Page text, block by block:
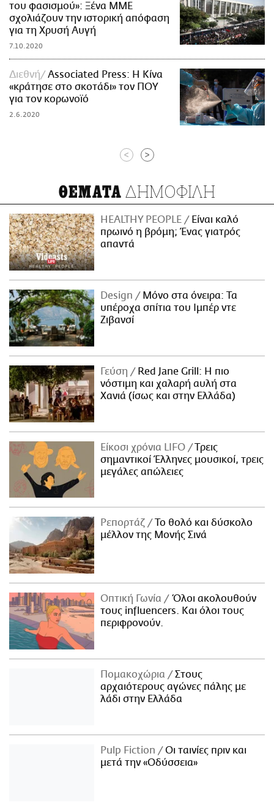
του φασισμού»: Ξένα ΜΜΕ
σχολιάζουν την ιστορική απόφαση
για τη Χρυσή Αυγή
7.10.2020
Διεθνή
Associated Press: Η Κίνα
«κράτησε στο σκοτάδι» τον ΠΟΥ
για τον κορωνοϊό
2.6.2020
< >
ΘΕΜΑΤΑ ΔΗΜΟΦΙΛΗ
HEALTHY PEOPLE
Είναι καλό
πρωινό η βρόμη; Ένας γιατρός
απαντά
Design
Μόνο στα όνειρα: Τα
υπέροχα σπίτια του Ιμπέρ ντε
Ζιβανσί
Γεύση
Red Jane Grill: Η πιο
νόστιμη και χαλαρή αυλή στα
Χανιά (ίσως και στην Ελλάδα)
Είκοσι χρόνια LIFO
Tρεις
σημαντικοί Έλληνες μουσικοί, τρεις
μεγάλες απώλειες
Ρεπορτάζ
Το θολό και δύσκολο
μέλλον της Μονής Σινά
Οπτική Γωνία
Όλοι ακολουθούν
τους influencers. Και όλοι τους
περιφρονούν.
Πομακοχώρια
Στους
αρχαιότερους αγώνες πάλης με
λάδι στην Ελλάδα
Pulp Fiction
Οι ταινίες πριν και
μετά την «Οδύσσεια»